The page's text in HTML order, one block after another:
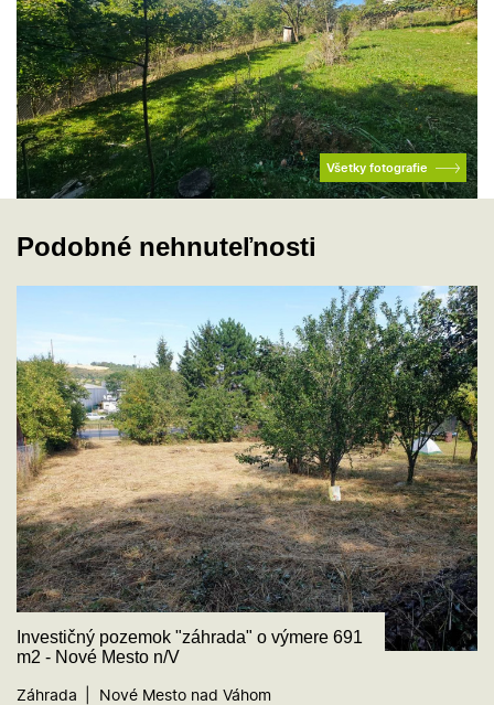
Všetky fotografie
Podobné nehnuteľnosti
Investičný pozemok "záhrada" o výmere 691
m2 - Nové Mesto n/V
Záhrada
Nové Mesto nad Váhom